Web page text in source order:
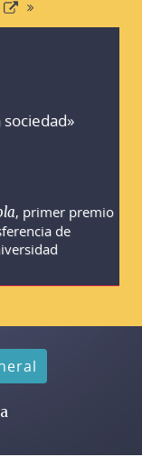
, primer premio
de